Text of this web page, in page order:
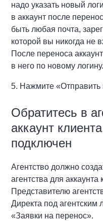
надо указать новый
в аккаунт после
быть любая почта,
которой вы никогда не
После переноса
в него по новому логину.
5. Нажмите «Отправить
Обратитесь в
аккаунт
подключен
Агентство должно
агентства для аккаунта
Представителю
Директа под агентским
«Заявки на перенос».